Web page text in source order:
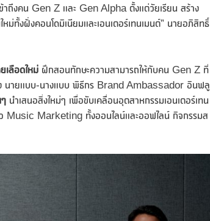
ข้าถึงคน Gen Z และ Gen Alpha ตั้งแต่วัยเรียน สร้าง
ทั้งฝั่งคอนโดมิเนียมและเอนเตอร์เทนเมนต์” นายอภิสิทธิ์
ลือดใหม่ ฝึกสอนทักษะความสามารถให้กับคน Gen Z ที่
ง นายแบบ-นางแบบ พิธีกร Brand Ambassador อินฟลู
นำเสนอสิ่งใหม่ๆ เพื่อขับเคลื่อนอุตสาหกรรมเอนเตอร์เทน
ว Music Marketing ทั้งออนไลน์และออฟไลน์ กิจกรรมส